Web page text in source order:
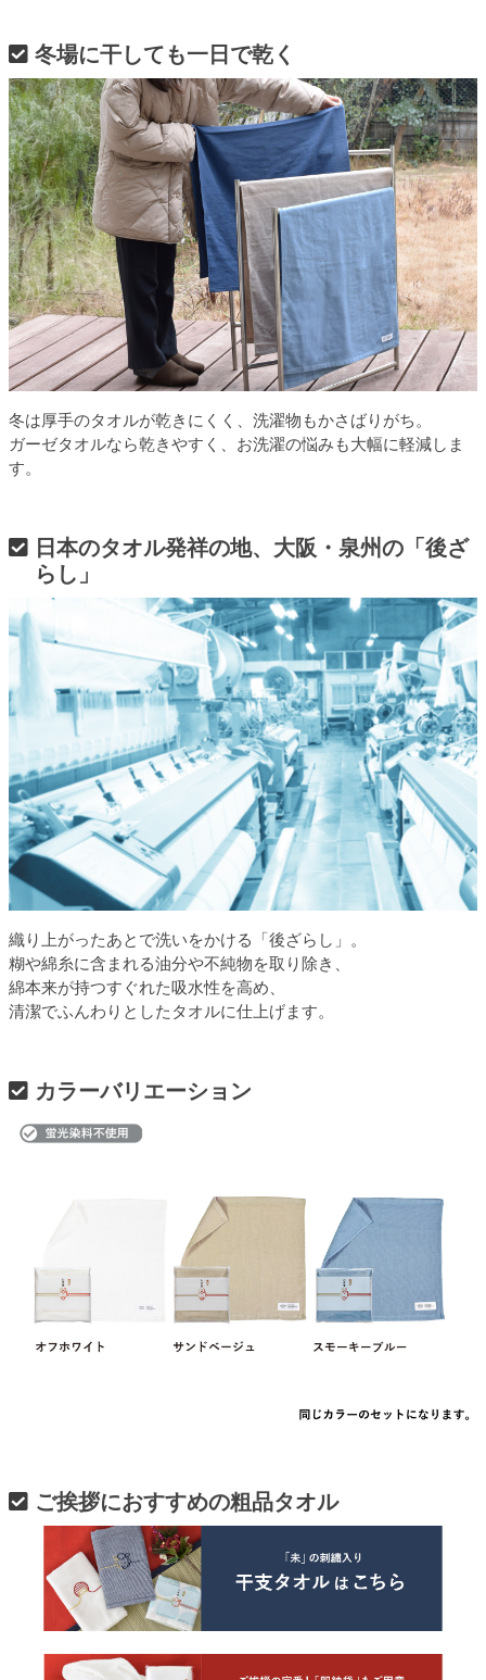
冬場に干しても一日で乾く
冬は厚手のタオルが乾きにくく、洗濯物もかさばりがち。
ガーゼタオルなら乾きやすく、お洗濯の悩みも大幅に軽減しま
す。
日本のタオル発祥の地、大阪・泉州の「後ざ
らし」
織り上がったあとで洗いをかける「後ざらし」。
糊や綿糸に含まれる油分や不純物を取り除き、
綿本来が持つすぐれた吸水性を高め、
清潔でふんわりとしたタオルに仕上げます。
カラーバリエーション
ご挨拶におすすめの粗品タオル